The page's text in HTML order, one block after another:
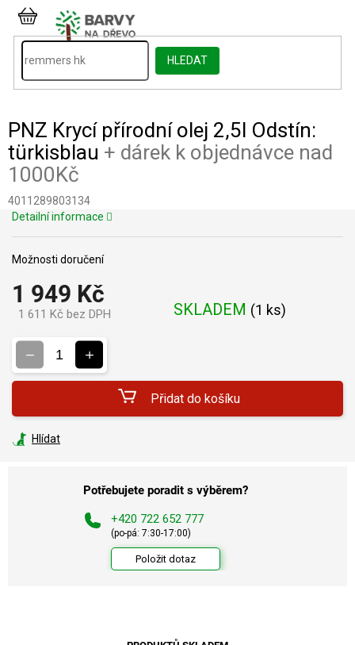
Přejít
obsah
HLEDAT
NÁKUPNÍ
KOŠÍK
PNZ Krycí přírodní olej 2,5l Odstín:
türkisblau + dárek k objednávce nad
1000Kč
4011289803134
1 949 Kč
1 611 Kč bez DPH SKLADEM (1 ks)
Možnosti doručení
Přidat do košíku
Detailní informace
Hlídat
Potřebujete poradit s výběrem?
+420 722 652 777
(po-pá: 7:30-17:00)
Položit dotaz